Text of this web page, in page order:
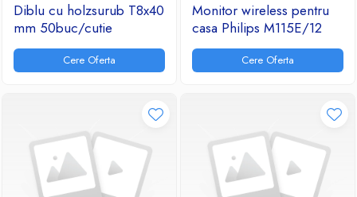
Diblu cu holzsurub T8x40
mm 50buc/cutie
Cere Oferta
Monitor wireless pentru
casa Philips M115E/12
Cere Oferta